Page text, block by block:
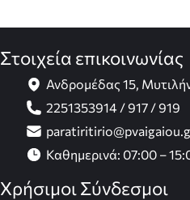
Στοιχεία επικοινωνίας
Ανδρομέδας 15,
2251353914 / 917 / 919
Καθημερινά: 07:00 –
Χρήσιμοι Σύνδεσμοι